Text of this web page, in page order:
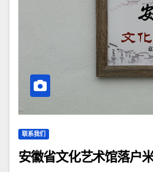
联系我们
安徽省文化艺术馆落户